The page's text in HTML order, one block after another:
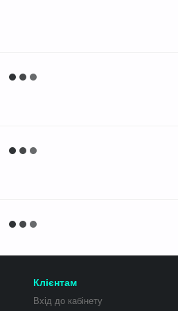
Клієнтам
Вхід до кабінету